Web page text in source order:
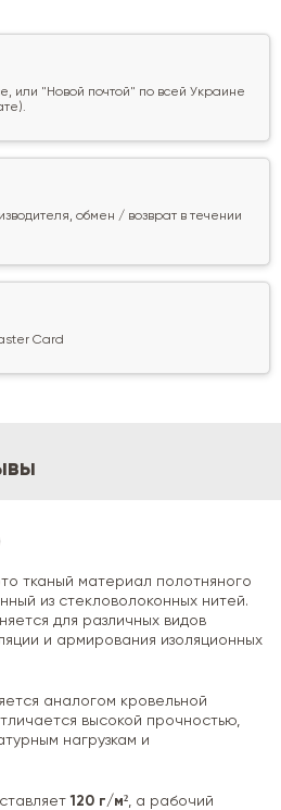
или "Новой почтой" по всей Украине
обмен / возврат в течении
Card
тканый материал полотняного
из стекловолоконных нитей.
для различных видов
и армирования изоляционных
аналогом кровельной
высокой прочностью,
нагрузкам и
120 г/м² , а рабочий